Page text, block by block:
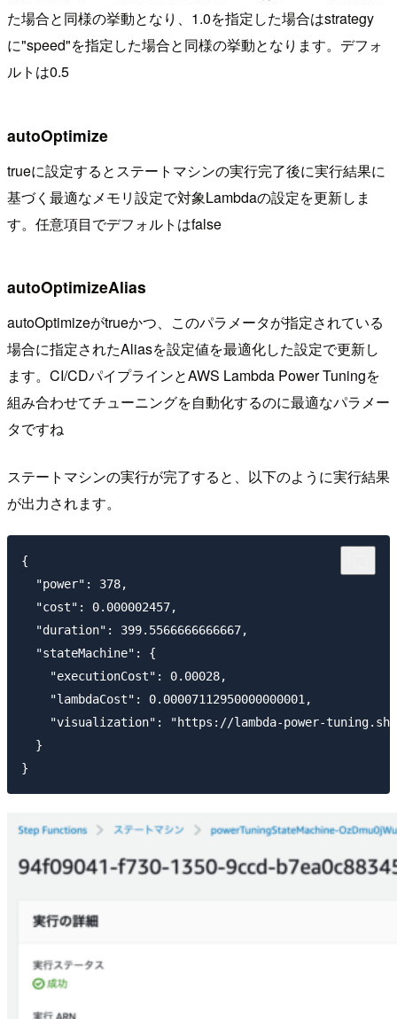
た場合と同様の挙動となり、1.0を指定した場合はstrategy
に"speed"を指定した場合と同様の挙動となります。デフォ
ルトは0.5
autoOptimize
trueに設定するとステートマシンの実行完了後に実行結果に
基づく最適なメモリ設定で対象Lambdaの設定を更新しま
す。任意項目でデフォルトはfalse
autoOptimizeAlias
autoOptimizeがtrueかつ、このパラメータが指定されている
場合に指定されたAliasを設定値を最適化した設定で更新し
ます。CI/CDパイプラインとAWS Lambda Power Tuningを
組み合わせてチューニングを自動化するのに最適なパラメー
タですね
ステートマシンの実行が完了すると、以下のように実行結果
が出力されます。
{
  "power": 378,
  "cost": 0.000002457,
  "duration": 399.5566666666667,
  "stateMachine": {
    "executionCost": 0.00028,
    "lambdaCost": 0.00007112950000000001,
"visualization": "https://lambda-power-
  }